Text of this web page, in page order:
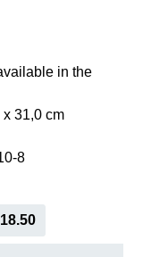
in the
31,0 cm
8